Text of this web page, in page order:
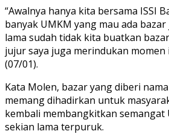
“Awalnya hanya kita bersama ISSI
banyak UMKM yang mau ada
lama sudah tidak kita buatkan
jujur saya juga merindukan momen
(07/01).
Kata Molen, bazar yang diberi
memang dihadirkan untuk
kembali membangkitkan semangat
sekian lama terpuruk.